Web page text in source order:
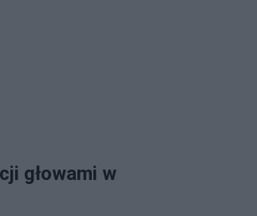
głowami w